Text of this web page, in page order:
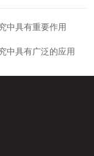
中具有重要作用
中具有广泛的应用